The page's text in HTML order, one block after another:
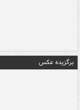
برگزیده عکس